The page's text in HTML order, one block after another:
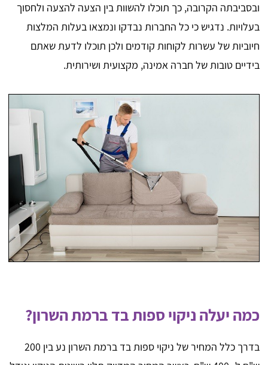
ובסביבתה הקרובה, כך תוכלו להשוות בין הצעה להצעה ולחסוך
בעלויות. נדגיש כי כל החברות נבדקו ונמצאו בעלות המלצות
חיוביות של עשרות לקוחות קודמים ולכן תוכלו לדעת שאתם
בידיים טובות של חברה אמינה, מקצועית ושירותית.
כמה יעלה ניקוי ספות בד ברמת השרון?
בדרך כלל המחיר של ניקוי ספות בד ברמת השרון נע בין 200